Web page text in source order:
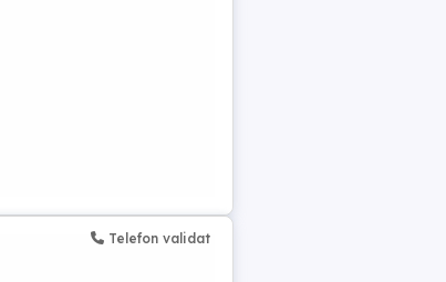
Telefon validat